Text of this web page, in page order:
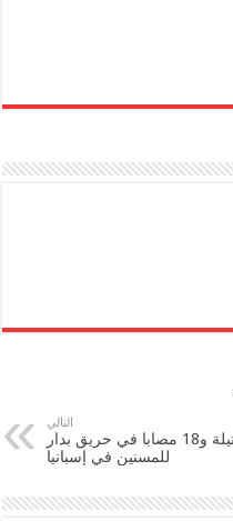
التالي
قتيلة و18 مصابا في حريق بدار
للمسنين في إسبانيا